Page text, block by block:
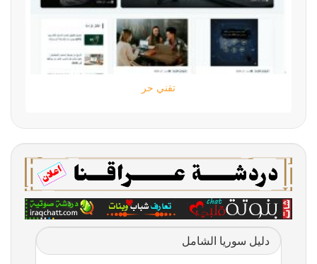
تقني حر
دليل سوريا الشامل